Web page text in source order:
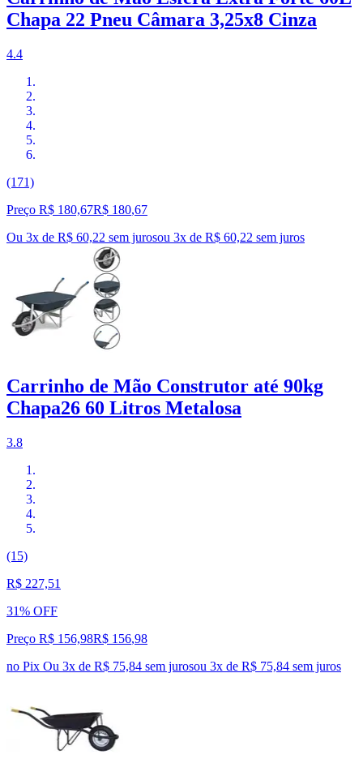
Chapa 22 Pneu Câmara 3,25x8 Cinza
4.4
(171)
Preço R$ 180,67R$ 180,67
Ou 3x de R$ 60,22 sem jurosou 3x de R$ 60,22 sem juros
Carrinho de Mão Construtor até 90kg
Chapa26 60 Litros Metalosa
3.8
(15)
R$ 227,51
31% OFF
Preço R$ 156,98R$ 156,98
no Pix Ou 3x de R$ 75,84 sem jurosou 3x de R$ 75,84 sem juros